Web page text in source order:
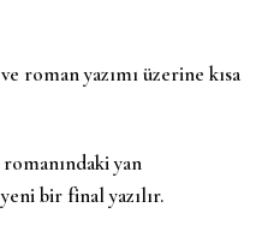
roman yazımı üzerine kısa
yan
bir final yazılır.